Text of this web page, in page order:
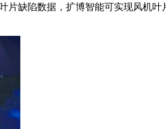
缺陷数据，扩博智能可实现风机